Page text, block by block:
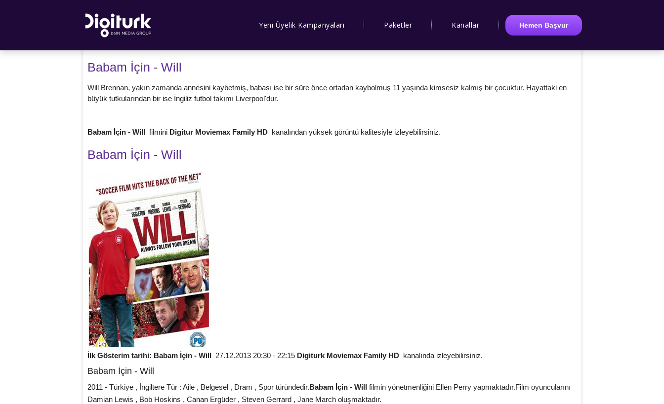
Yeni Üyelik Kampanyaları Paketler Kanallar Hemen Başvur
Babam İçin - Will
Will Brennan, yakın zamanda annesini kaybetmiş, babası ise bir süre önce ortadan kaybolmuş 11 yaşında kimsesiz kalmış bir çocuktur. Hayattaki en
büyük tutkularından bir ise İngiliz futbol takımı Liverpool'dur.
Babam İçin - Will filmini Digitur Moviemax Family HD kanalından yüksek görüntü kalitesiyle izleyebilirsiniz.
Babam İçin - Will
İlk Gösterim tarihi: Babam İçin - Will 27.12.2013 20:30 - 22:15 Digiturk Moviemax Family HD kanalında izleyebilirsiniz.
Babam İçin - Will
2011 - Türkiye , İngiltere Tür : Aile , Belgesel , Dram , Spor türündedir.Babam İçin - Will filmin yönetmenliğini Ellen Perry yapmaktadır.Film oyuncularını
Damian Lewis , Bob Hoskins , Canan Ergüder , Steven Gerrard , Jane March oluşmaktadır.